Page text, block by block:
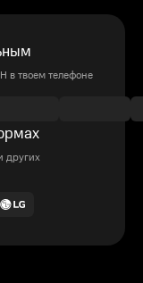
в твоем телефоне
других